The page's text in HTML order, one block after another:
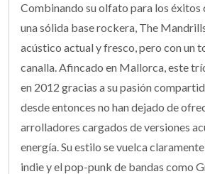
Combinando su olfato para los éxitos
una sólida base rockera, The
acústico actual y fresco, pero con un
canalla. Afincado en Mallorca, este
en 2012 gracias a su pasión
desde entonces no han dejado de
arrolladores cargados de versiones
energía. Su estilo se vuelca
indie y el pop-punk de bandas como